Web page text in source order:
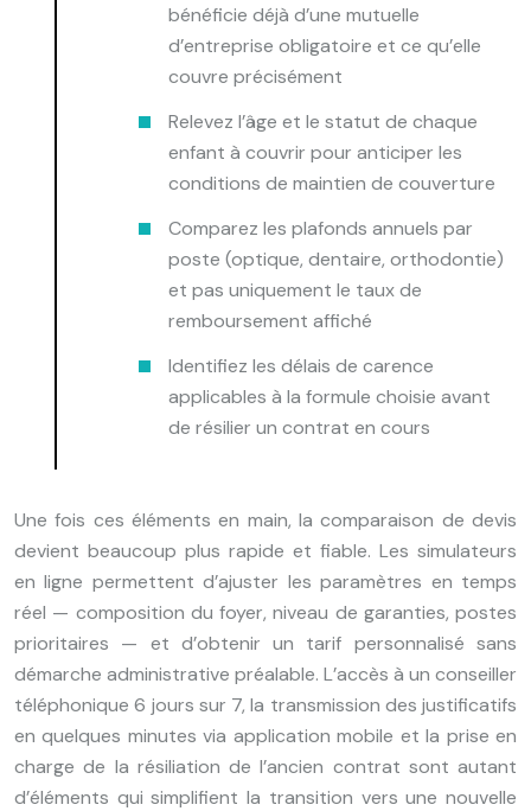
bénéficie déjà d’une mutuelle
d’entreprise obligatoire et ce qu’elle
couvre précisément
Relevez l’âge et le statut de chaque
enfant à couvrir pour anticiper les
conditions de maintien de couverture
Comparez les plafonds annuels par
poste (optique, dentaire, orthodontie)
et pas uniquement le taux de
remboursement affiché
Identifiez les délais de carence
applicables à la formule choisie avant
de résilier un contrat en cours
Une fois ces éléments en main, la comparaison de devis
devient beaucoup plus rapide et fiable. Les simulateurs
en ligne permettent d’ajuster les paramètres en temps
réel — composition du foyer, niveau de garanties, postes
prioritaires — et d’obtenir un tarif personnalisé sans
démarche administrative préalable. L’accès à un conseiller
téléphonique 6 jours sur 7, la transmission des justificatifs
en quelques minutes via application mobile et la prise en
charge de la résiliation de l’ancien contrat sont autant
d’éléments qui simplifient la transition vers une nouvelle